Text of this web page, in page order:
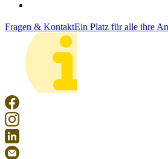
Fragen & KontaktEin Platz für alle ihre